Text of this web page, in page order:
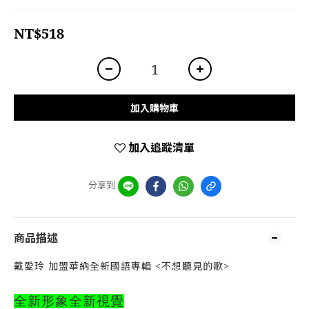
NT$518
加入購物車
加入追蹤清單
分享到
商品描述
戴愛玲 加盟華納全新國語專輯 <不想聽見的歌>
全新形象全新視覺